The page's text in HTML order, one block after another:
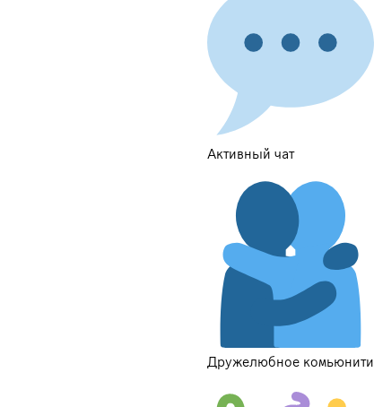
Активный чат
Дружелюбное комьюнити